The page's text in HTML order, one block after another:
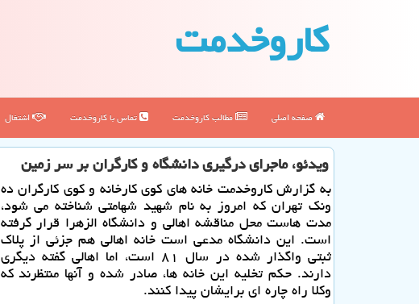
كاروخدمت
صفحه اصلی مطالب كاروخدمت تماس با كاروخدمت اشتغال
ویدئو، ماجرای درگیری دانشگاه و كارگران بر سر زمین
به گزارش كاروخدمت خانه های كوی كارخانه و كوی كارگران ده
ونك تهران كه امروز به نام شهید شهامتی شناخته می شود،
مدت هاست محل مناقشه اهالی و دانشگاه الزهرا قرار گرفته
است. این دانشگاه مدعی است خانه اهالی هم جزئی از پلاك
ثبتی واگذار شده در سال ۸۱ است، اما اهالی گفته دیگری
دارند. حكم تخلیه این خانه ها، صادر شده و آنها منتظرند كه
وكلا راه چاره ای برایشان پیدا كنند.